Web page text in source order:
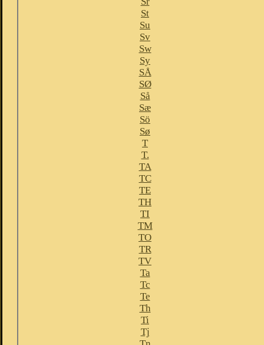
St
Su
Sv
Sw
Sy
SÅ
SØ
Så
Sæ
Sö
Sø
T
T.
TA
TC
TE
TH
TI
TM
TO
TR
TV
Ta
Tc
Te
Th
Ti
Tj